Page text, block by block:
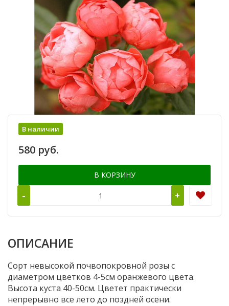
В наличии
580 руб.
В КОРЗИНУ
- +
ОПИСАНИЕ
Сорт невысокой почвопокровной розы с
диаметром цветков 4-5см оранжевого цвета.
Высота куста 40-50см. Цветет практически
непрерывно все лето до поздней осени.